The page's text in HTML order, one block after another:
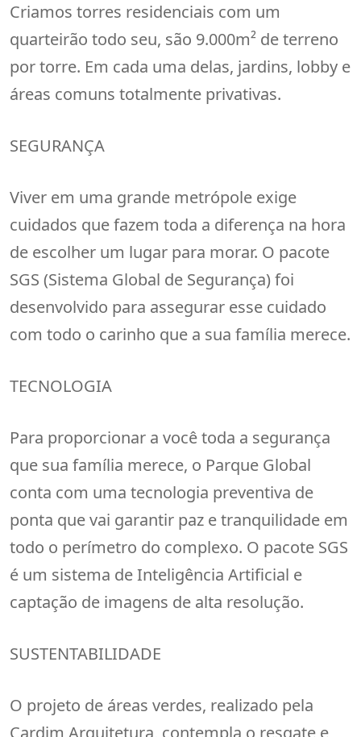
Criamos torres residenciais com um
quarteirão todo seu, são 9.000m² de terreno
por torre. Em cada uma delas, jardins, lobby e
áreas comuns totalmente privativas.
SEGURANÇA
Viver em uma grande metrópole exige
cuidados que fazem toda a diferença na hora
de escolher um lugar para morar. O pacote
SGS (Sistema Global de Segurança) foi
desenvolvido para assegurar esse cuidado
com todo o carinho que a sua família merece.
TECNOLOGIA
Para proporcionar a você toda a segurança
que sua família merece, o Parque Global
conta com uma tecnologia preventiva de
ponta que vai garantir paz e tranquilidade em
todo o perímetro do complexo. O pacote SGS
é um sistema de Inteligência Artificial e
captação de imagens de alta resolução.
SUSTENTABILIDADE
O projeto de áreas verdes, realizado pela
Cardim Arquitetura, contempla o resgate e